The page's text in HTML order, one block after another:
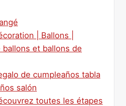
| Ballons |
et ballons de
de cumpleaños tabla
salón
toutes les étapes